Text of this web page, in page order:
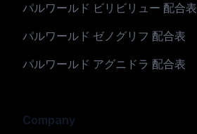
パルワールド ビリビリュー 配合表
パルワールド ゼノグリフ 配合表
パルワールド アグニドラ 配合表
Company